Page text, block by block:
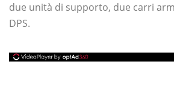
due unità di supporto, due carri
DPS.